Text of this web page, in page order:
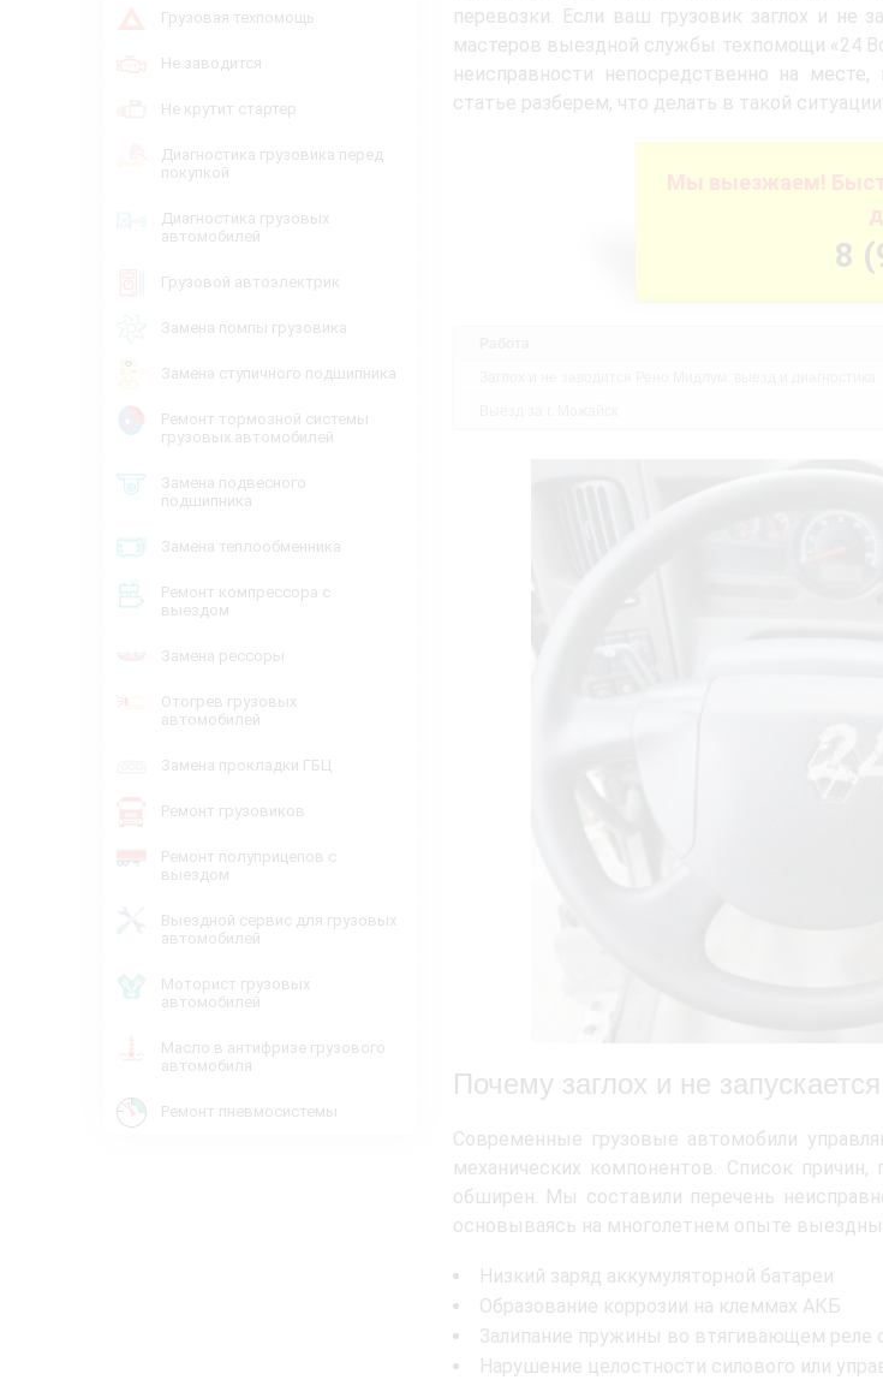
Грузовая техпомощь
Не заводится
Не крутит стартер
Диагностика грузовика перед
покупкой
Диагностика грузовых
автомобилей
Грузовой автоэлектрик
Замена помпы грузовика
Замена ступичного подшипника
Ремонт тормозной системы
грузовых автомобилей
Замена подвесного
подшипника
Замена теплообменника
Ремонт компрессора с
выездом
Замена рессоры
Отогрев грузовых
автомобилей
Замена прокладки ГБЦ
Ремонт грузовиков
Ремонт полуприцепов с
выездом
Выездной сервис для грузовых
автомобилей
Моторист грузовых
автомобилей
Масло в антифризе грузового
автомобиля
Ремонт пневмосистемы
перевозки. Если ваш грузовик заглох и не
мастеров выездной службы техпомощи «24
неисправности непосредственно на
статье разберем, что делать в такой
Мы выезжаем!
8
Почему заглох и не
Современные грузовые автомобили
механических компонентов. Список
обширен. Мы составили перечень
основываясь на многолетнем опыте
Низкий заряд аккумуляторной батареи
Образование коррозии на клеммах АКБ
Залипание пружины во втягивающем реле
Нарушение целостности силового или